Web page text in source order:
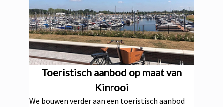
lokale ondernemers ook op andere manieren.
Zo werken we mee aan initiatieven zoals het
Weekend van de Klant en de Win-win-win-actie,
waarmee we het lokaal winkelen stimuleren en
handelaars extra zichtbaarheid geven.
Toeristisch aanbod op maat van
Kinrooi
We bouwen verder aan een toeristisch aanbod